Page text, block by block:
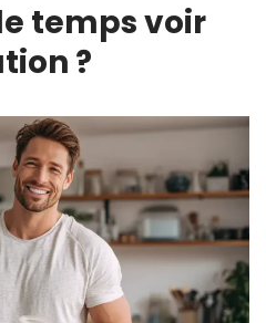
temps voir
?